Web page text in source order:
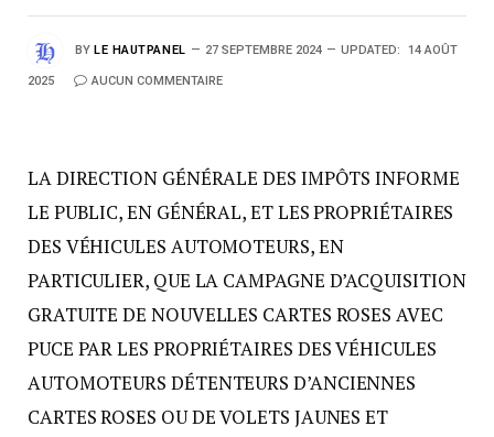
BY LE HAUTPANEL 27 SEPTEMBRE 2024 UPDATED: 14 AOÛT
2025 AUCUN COMMENTAIRE
LA DIRECTION GÉNÉRALE DES IMPÔTS INFORME
LE PUBLIC, EN GÉNÉRAL, ET LES PROPRIÉTAIRES
DES VÉHICULES AUTOMOTEURS, EN
PARTICULIER, QUE LA CAMPAGNE D’ACQUISITION
GRATUITE DE NOUVELLES CARTES ROSES AVEC
PUCE PAR LES PROPRIÉTAIRES DES VÉHICULES
AUTOMOTEURS DÉTENTEURS D’ANCIENNES
CARTES ROSES OU DE VOLETS JAUNES ET